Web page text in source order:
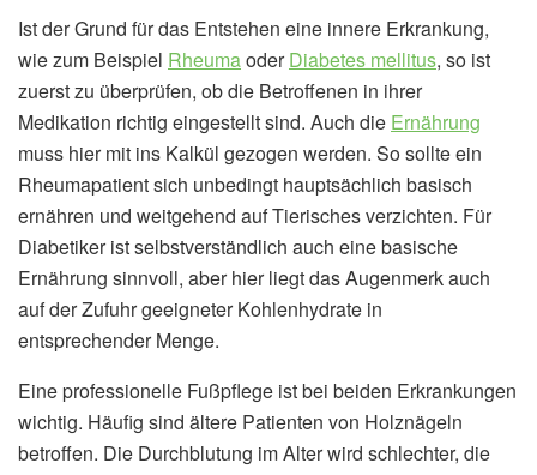
Ist der Grund für das Entstehen eine innere Erkrankung,
wie zum Beispiel RheumaoderDiabetes mellitus, so ist
zuerst zu überprüfen, ob die Betroffenen in ihrer
Medikation richtig eingestellt sind. Auch die Ernährung
muss hier mit ins Kalkül gezogen werden. So sollte ein
Rheumapatient sich unbedingt hauptsächlich basisch
ernähren und weitgehend auf Tierisches verzichten. Für
Diabetiker ist selbstverständlich auch eine basische
Ernährung sinnvoll, aber hier liegt das Augenmerk auch
auf der Zufuhr geeigneter Kohlenhydrate in
entsprechender Menge.
Eine professionelle Fußpflege ist bei beiden Erkrankungen
wichtig. Häufig sind ältere Patienten von Holznägeln
betroffen. Die Durchblutung im Alter wird schlechter, die